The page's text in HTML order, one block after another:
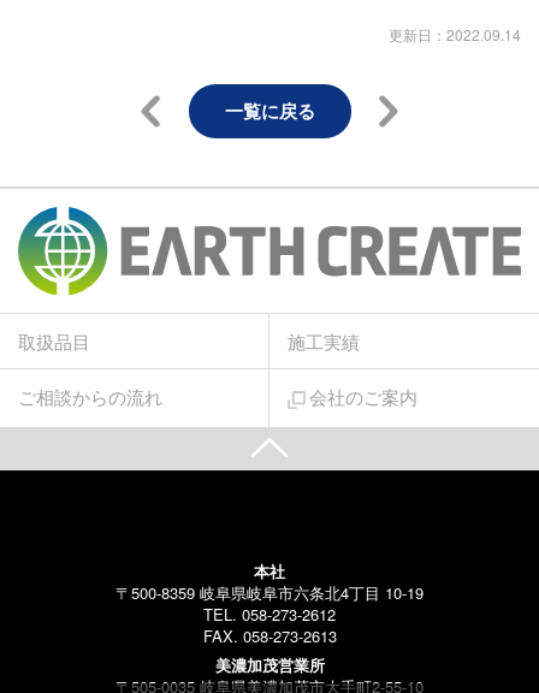
更新日：2022.09.14
一覧に戻る
取扱品目 施工実績
ご相談からの流れ 会社のご案内
本社
〒500-8359 岐阜県岐阜市六条北4丁目 10-19
TEL. 058-273-2612
FAX. 058-273-2613
美濃加茂営業所
〒505-0035 岐阜県美濃加茂市大手町2-55-10